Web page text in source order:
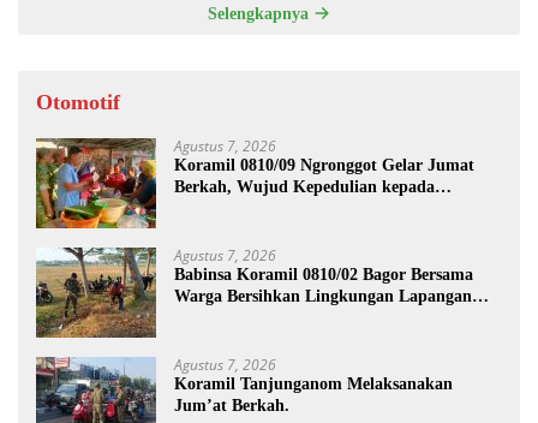
Selengkapnya
Otomotif
Agustus 7, 2026
Koramil 0810/09 Ngronggot Gelar Jumat
Berkah, Wujud Kepedulian kepada
Agustus 7, 2026
Babinsa Koramil 0810/02 Bagor Bersama
Warga Bersihkan Lingkungan Lapangan
Agustus 7, 2026
Koramil Tanjunganom Melaksanakan
Jum’at Berkah.